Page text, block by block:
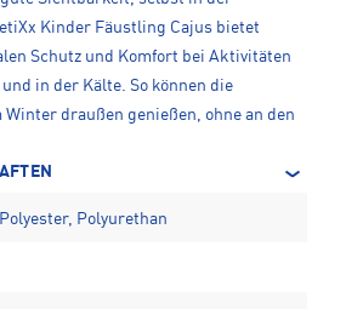
Kinder Fäustling Cajus bietet
Schutz und Komfort bei Aktivitäten
in der Kälte. So können die
draußen genießen, ohne an den
Polyurethan